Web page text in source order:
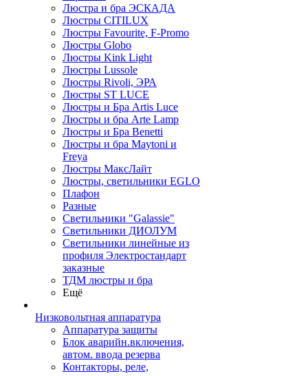
Люстра и бра ЭСКАДА
Люстры CITILUX
Люстры Favourite, F-Promo
Люстры Globo
Люстры Kink Light
Люстры Lussole
Люстры Rivoli, ЭРА
Люстры ST LUCE
Люстры и Бра Artis Luce
Люстры и бра Arte Lamp
Люстры и Бра Benetti
Люстры и бра Maytoni и
Freya
Люстры МаксЛайт
Люстры, светильники EGLO
Плафон
Разные
Светильники "Galassie"
Светильники ДИОЛУМ
Светильники линейные из
профиля Электростандарт
заказные
ТДМ люстры и бра
Ещё
Низковольтная аппаратура
Аппаратура защиты
Блок аварийн.включения,
автом. ввода резерва
Контакторы, реле,